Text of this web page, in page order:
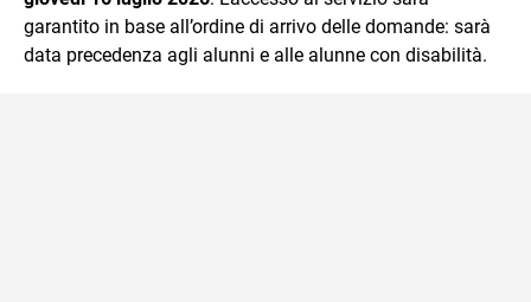
garantito in base all’ordine di arrivo delle domande: sarà
data precedenza agli alunni e alle alunne con disabilità.